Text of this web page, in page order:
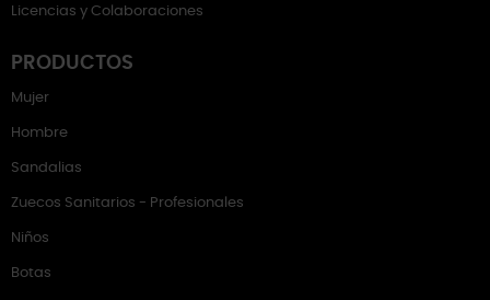
Licencias y Colaboraciones
PRODUCTOS
Mujer
Hombre
Sandalias
Zuecos Sanitarios - Profesionales
Niños
Botas